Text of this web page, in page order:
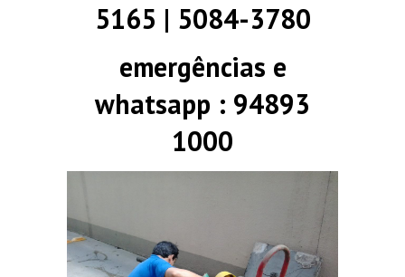
5165 | 5084-3780
emergências e
whatsapp : 94893
1000